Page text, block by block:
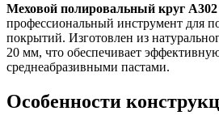
Меховой полировальный круг
профессиональный инструмент для
покрытий. Изготовлен из
20 мм, что обеспечивает
среднеабразивными пастами.
Особенности